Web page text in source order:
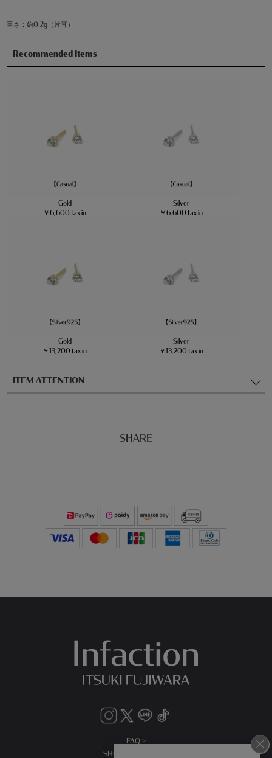
重さ：約0.2g（片耳）
Recommended Items
Gold
￥6,600 tax in
Silver
￥6,600 tax in
Gold
￥13,200 tax in
Silver
￥13,200 tax in
ITEM ATTENTION
SHARE
FAQ >
SHOPPING GUIDE >